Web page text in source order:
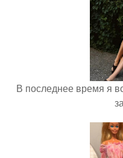
В последнее время я